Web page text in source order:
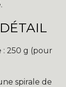
250 g (pour
spirale de